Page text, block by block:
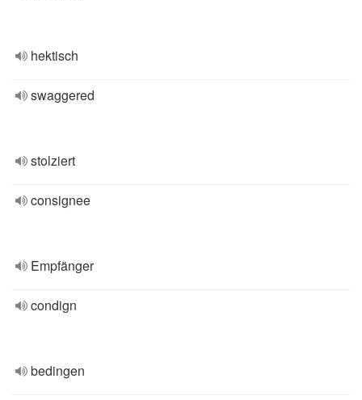
hektisch
swaggered
stolziert
consignee
Empfänger
condign
bedingen